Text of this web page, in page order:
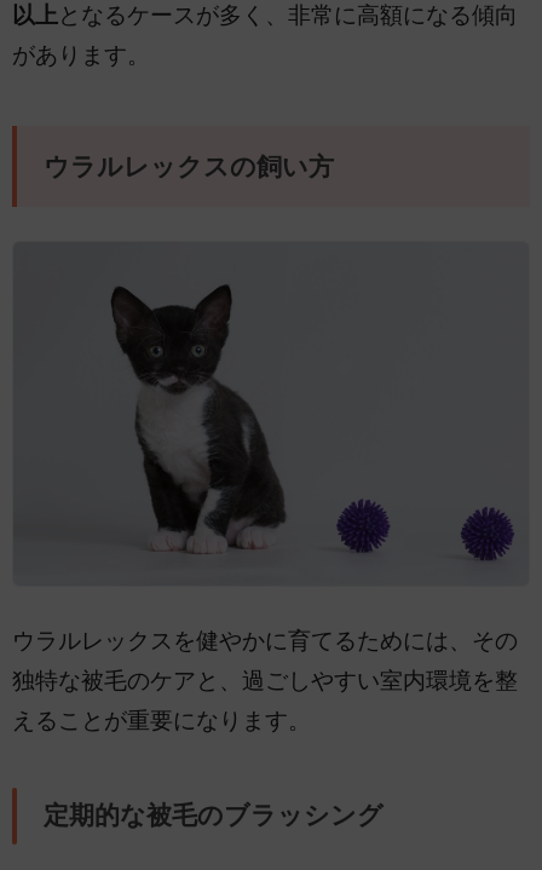
以上 となるケースが多く、非常に高額になる傾向
があります。
ウラルレックスの飼い方
ウラルレックスを健やかに育てるためには、その
独特な被毛のケアと、過ごしやすい室内環境を整
えることが重要になります。
定期的な被毛のブラッシング